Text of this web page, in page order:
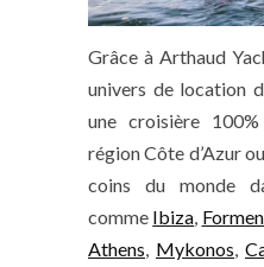
Grâce à Arthaud
univers de location
une croisière
région Côte d’Azur
coins du monde
comme Ibiza,
Athens, Mykonos,